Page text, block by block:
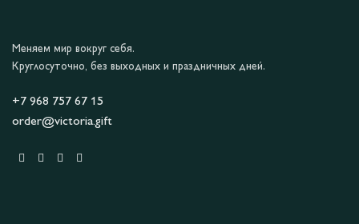
Меняем мир вокруг себя.
Круглосуточно, без выходных и праздничных дней.
+7 968 757 67 15
order@victoria.gift